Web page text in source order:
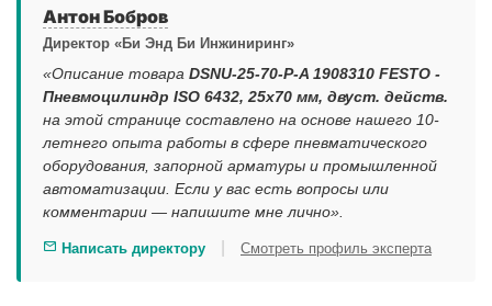
Антон Бобров
Директор «Би Энд Би Инжиниринг»
«Описание товара DSNU-25-70-P-A 1908310 FESTO -
Пневмоцилиндр ISO 6432, 25x70 мм, двуст. действ.
на этой странице составлено на основе нашего 10-
летнего опыта работы в сфере пневматического
оборудования, запорной арматуры и промышленной
автоматизации. Если у вас есть вопросы или
комментарии — напишите мне лично».
Написать директору Смотреть профиль эксперта